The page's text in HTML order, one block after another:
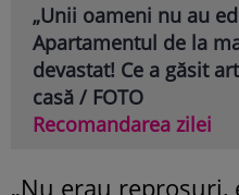
„Unii oameni nu au
Apartamentul de la
devastat! Ce a găsit
casă / FOTO
Recomandarea zilei
„Nu erau